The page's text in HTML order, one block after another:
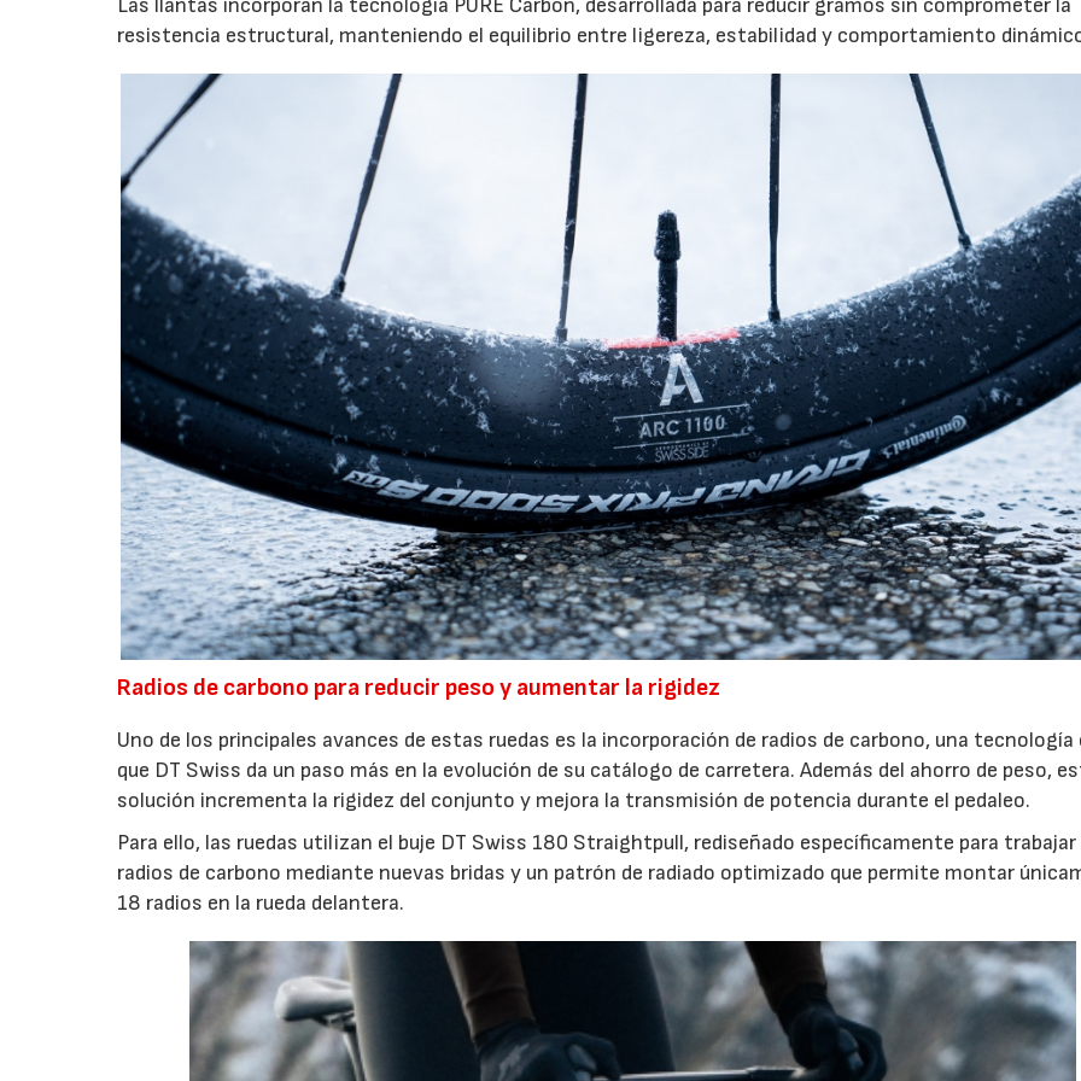
Las llantas incorporan la tecnología PURE Carbon, desarrollada para reducir gramos sin comprometer la
resistencia estructural, manteniendo el equilibrio entre ligereza, estabilidad y comportamiento
Radios de carbono para reducir peso y aumentar la rigidez
Uno de los principales avances de estas ruedas es la incorporación de radios de carbono, una tecnología
que DT Swiss da un paso más en la evolución de su catálogo de carretera. Además del ahorro de peso,
solución incrementa la rigidez del conjunto y mejora la transmisión de potencia durante el pedaleo.
Para ello, las ruedas utilizan el buje DT Swiss 180 Straightpull, rediseñado específicamente para
radios de carbono mediante nuevas bridas y un patrón de radiado optimizado que permite montar
18 radios en la rueda delantera.